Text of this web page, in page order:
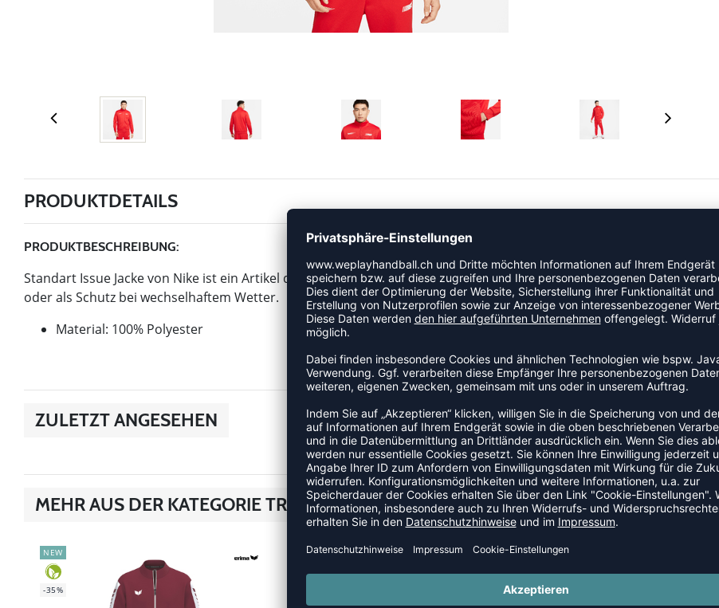
PRODUKTDETAILS
PRODUKTBESCHREIBUNG:
Standart Issue Jacke von Nike ist ein Artikel der Kategorie Jacke. Eine praktische Jacke für den Weg zum Training
oder als Schutz bei wechselhaftem Wetter.
Material: 100% Polyester
ZULETZT ANGESEHEN
MEHR AUS DER KATEGORIE TRAININGSJACKEN
NEW
-35%
NEW NEW
-38%